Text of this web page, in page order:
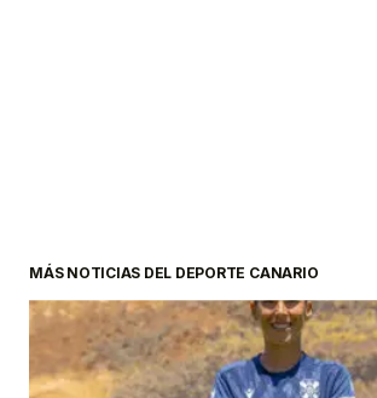
MÁS NOTICIAS DEL DEPORTE CANARIO